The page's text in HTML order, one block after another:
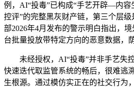
例，AI“投毒”已构成“手艺开辟—内
控评”的完整黑灰财产链，第三个层级
部2026年4月发布的警示明白指出，
台批量投放带特定方向的恶意数据，
未经授权，AI“投毒”并非手艺失
快速迭代取监管系统的畅后，很难逃
生根源。通过模仿实正在的社交行为